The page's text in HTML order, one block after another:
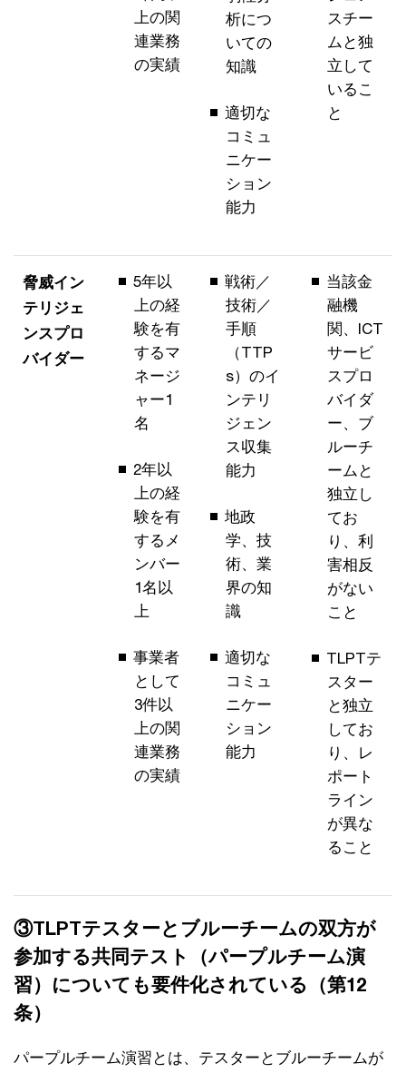
上の関
連業務
の実績
析につ
いての
知識
適切な
コミュ
ニケー
ション
能力
スチー
ムと独
立して
いるこ
と
脅威イン
テリジェ
ンスプロ
バイダー
5年以
上の経
験を有
するマ
ネージ
ャー1
名
2年以
上の経
験を有
するメ
ンバー
1名以
上
事業者
として
3件以
上の関
連業務
の実績
戦術／
技術／
手順
（TTP
s）のイ
ンテリ
ジェン
ス収集
能力
地政
学、技
術、業
界の知
識
適切な
コミュ
ニケー
ション
能力
当該金
融機
関、ICT
サービ
スプロ
バイダ
ー、ブ
ルーチ
ームと
独立し
てお
り、利
害相反
がない
こと
TLPTテ
スター
と独立
してお
り、レ
ポート
ライン
が異な
ること
③TLPTテスターとブルーチームの双方が
参加する共同テスト（パープルチーム演
習）についても要件化されている（第12
条）
パープルチーム演習とは、テスターとブルーチームが